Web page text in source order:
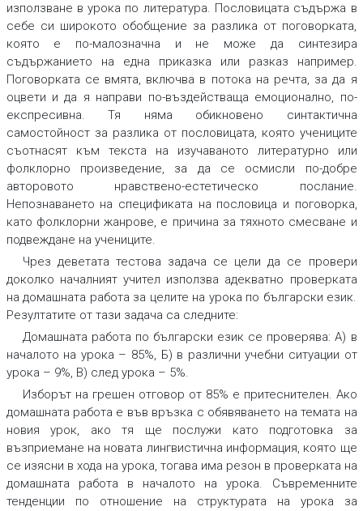
използване в урока по литература. Пословицата съдържа в
себе си широкото обобщение за разлика от поговорката,
която е по-малозначна и не може да синтезира
съдържанието на една приказка или разказ например.
Поговорката се вмята, включва в потока на речта, за да я
оцвети и да я направи по-въздействаща емоционално, по-
експресивна. Тя няма обикновено синтактична
самостойност за разлика от пословицата, която учениците
съотнасят към текста на изучаваното литературно или
фолклорно произведение, за да се осмисли по-добре
авторовото нравствено-естетическо послание.
Непознаването на спецификата на пословица и поговорка,
като фолклорни жанрове, е причина за тяхното смесване и
подвеждане на учениците.
Чрез деветата тестова задача се цели да се провери
доколко началният учител използва адекватно проверката
на домашната работа за целите на урока по български език.
Резултатите от тази задача са следните:
Домашната работа по български език се проверява: А) в
началото на урока – 85%, Б) в различни учебни ситуации от
урока – 9%, В) след урока – 5%.
Изборът на грешен отговор от 85% е притеснителен. Ако
домашната работа е във връзка с обявяването на темата на
новия урок, ако тя ще послужи като подготовка за
възприемане на новата лингвистична информация, която ще
се изясни в хода на урока, тогава има резон в проверката на
домашната работа в началото на урока. Съвременните
тенденции по отношение на структурата на урока за